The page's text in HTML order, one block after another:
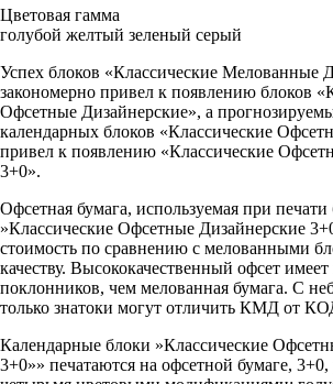
Цветовая гамма
голубой желтый зеленый серый
Успех блоков «Классические Мелованные
закономерно привел к появлению блоков
Офсетные Дизайнерские», а
календарных блоков «Классические
привел к появлению «Классические
3+0».
Офсетная бумага, используемая при печати
»Классические Офсетные Дизайнерские
стоимость по сравнению с мелованными
качеству. Высококачественный офсет
поклонников, чем мелованная бумага. С
только знатоки могут отличить КМД от
Календарные блоки »Классические
3+0»» печатаются на офсетной бумаге,